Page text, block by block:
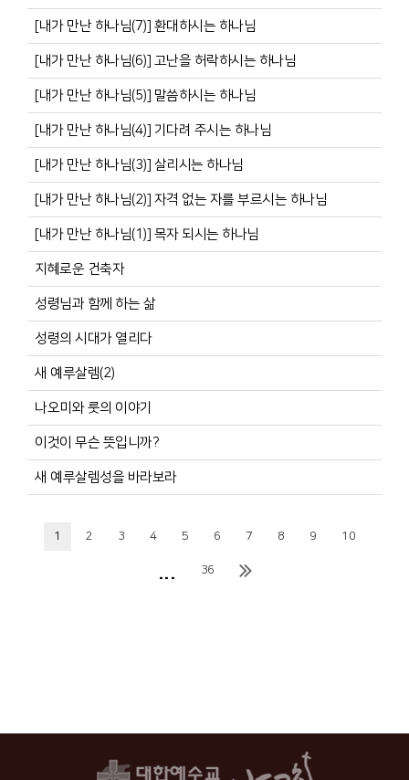
[내가 만난 하나님(7)] 환대하시는 하나님
[내가 만난 하나님(6)] 고난을 허락하시는 하나님
[내가 만난 하나님(5)] 말씀하시는 하나님
[내가 만난 하나님(4)] 기다려 주시는 하나님
[내가 만난 하나님(3)] 살리시는 하나님
[내가 만난 하나님(2)] 자격 없는 자를 부르시는 하나님
[내가 만난 하나님(1)] 목자 되시는 하나님
지혜로운 건축자
성령님과 함께 하는 삶
성령의 시대가 열리다
새 예루살렘(2)
나오미와 룻의 이야기
이것이 무슨 뜻입니까?
새 예루살렘성을 바라보라
1 2 3 4 5 6 7 8 9 10
... 36